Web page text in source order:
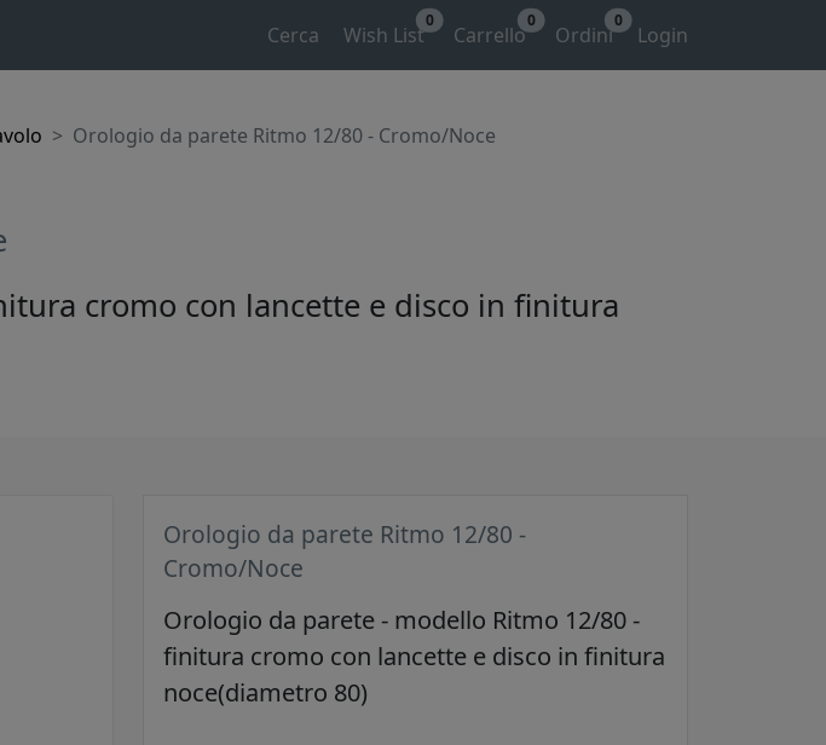
Cerca Wish List
0
Carrello
0
Ordini
0
Login
Orologio da parete Ritmo 12/80 - Cromo/Noce
cromo con lancette e disco in finitura
Orologio da parete Ritmo 12/80 -
Cromo/Noce
Orologio da parete - modello Ritmo 12/80 -
finitura cromo con lancette e disco in finitura
noce(diametro 80)